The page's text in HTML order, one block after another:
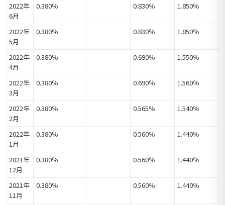
2022年
6月
0.380％ 0.830％ 1.850％
2022年
5月
0.380％ 0.830％ 1.850％
2022年
4月
0.380％ 0.690％ 1.550％
2022年
3月
0.380％ 0.690％ 1.560％
2022年
2月
0.380％ 0.565％ 1.540％
2022年
1月
0.380％ 0.560％ 1.440％
2021年
12月
0.380％ 0.560％ 1.440％
2021年
11月
0.380％ 0.560％ 1.440％